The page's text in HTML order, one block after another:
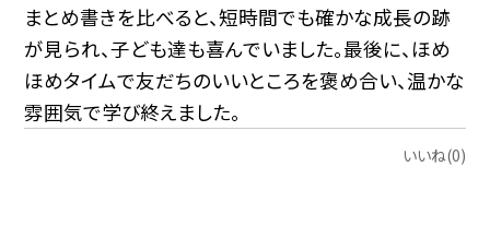
まとめ書きを比べると、短時間でも確かな成長の跡
が見られ、子ども達も喜んでいました。最後に、ほめ
ほめタイムで友だちのいいところを褒め合い、温かな
雰囲気で学び終えました。
いいね(0)